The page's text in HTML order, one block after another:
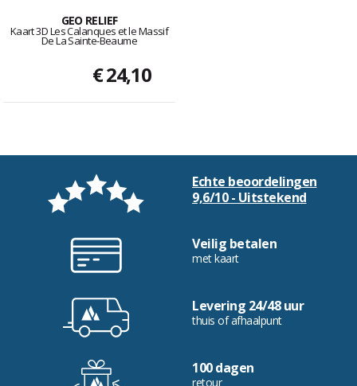
GEO RELIEF
Kaart 3D Les Calanques et le Massif
De La Sainte-Beaume
€ 24,10
Echte beoordelingen
9,6/10 - Uitstekend
Veilig betalen
met kaart
Levering 24/48 uur
thuis of afhaalpunt
100 dagen
retour